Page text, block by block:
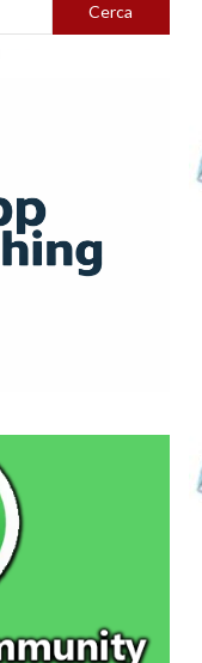
Cerca